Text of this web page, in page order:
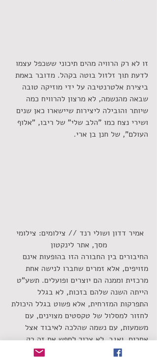
זו לא רק הרוויה מהים תיכוני ששכפל עצמו
לדעת תוך זלזול בוטה בקהל. מדובר באמת
ביצירת אלטרנטיבה על ידי מוזיקה טובה
שבאה מהנשמה, לא מרצון להרוויח כמה
שיותר והובילה ליצירות שיישארו כאן שנים
ושירי נצח כמו "הלב שלי" של ריבו, "אלוף
העולם", של חנן בן ארי.
אמיר דדון ושולי רנד // צילומים: צילומי
מסך, אתר לינקטון
החיבורים בין החבורה הזו בהופעות אינם
מזויפים, אלא זמרים שחברו לנישה אחת
מרכזית וממנה הם יוצרים ופועלים. תשע"ט
הייתה השנה שלהם בזכות, לא בגלל
התפרקות המזרחית, אלא פשוט בגלל היכולת
לחזור למסלול של טקסטים מצוינים, עם
משמעות, עם נשמה שהלכה לאיבוד אצל
אחרים. ואגב, לא צריך לחפש את זה רק
במצעדים, מספיק לראות את כמות הקהל